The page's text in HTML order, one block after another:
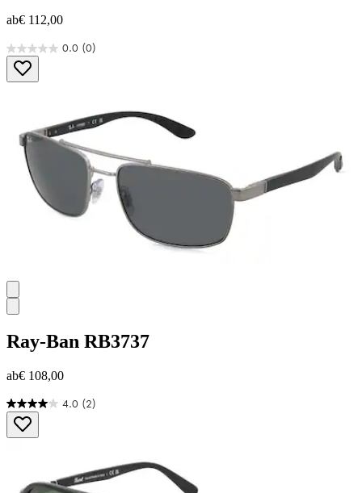
ab€ 112,00
0.0 (0)
0.0
von
5
Ray-Ban RB3737
ab€ 108,00
4.0 (2)
4.0
von
5
Bewertungen